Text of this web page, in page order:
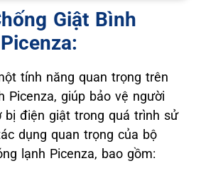
Giật Bình
tính năng quan trọng trên
Picenza, giúp bảo vệ người
bị điện giật trong quá trình sử
dụng quan trọng của bộ
lạnh Picenza, bao gồm: